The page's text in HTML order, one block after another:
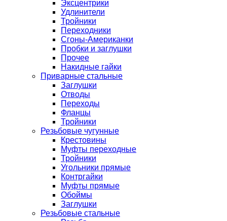
Эксцентрики
Удлинители
Тройники
Переходники
Сгоны-Американки
Пробки и заглушки
Прочее
Накидные гайки
Приварные стальные
Заглушки
Отводы
Переходы
Фланцы
Тройники
Резьбовые чугунные
Крестовины
Муфты переходные
Тройники
Угольники прямые
Контргайки
Муфты прямые
Обоймы
Заглушки
Резьбовые стальные